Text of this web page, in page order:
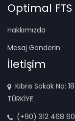
Optimal FTS
Hakkımızda
Mesaj Gönderin
İletişim
Kıbrıs Sokak
TÜRKİYE
(+90) 312 468 60